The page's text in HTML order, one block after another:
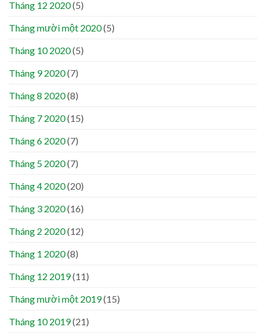
Tháng 12 2020(5)
Tháng mười một 2020(5)
Tháng 10 2020(5)
Tháng 9 2020(7)
Tháng 8 2020(8)
Tháng 7 2020(15)
Tháng 6 2020(7)
Tháng 5 2020(7)
Tháng 4 2020(20)
Tháng 3 2020(16)
Tháng 2 2020(12)
Tháng 1 2020(8)
Tháng 12 2019(11)
Tháng mười một 2019(15)
Tháng 10 2019(21)